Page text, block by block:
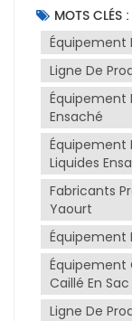
généralement
réservoir
réservoir
réservoir de
de mélange
Équipement
de
scellage de
chambre
système de
mélanger le
dans une
d’assurer
cuve de
fermentation
fabriqué en
MOTS CLÉS :
Équipement
Ligne De
Équipement
Ensaché
Équipement
Liquides
Fabricants
Yaourt
Équipement
Équipement
Caillé En Sac
Ligne De